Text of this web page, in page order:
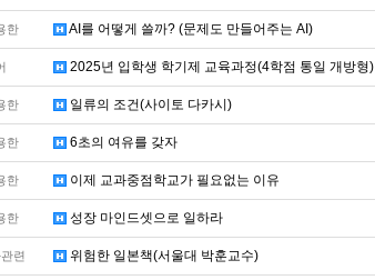
한 AI를 어떻게 쓸까? (문제도 만들어주는 AI)
2025년 입학생 학기제 교육과정(4학점 통일 개방형)
한 일류의 조건(사이토 다카시)
한 6초의 여유를 갖자
한 이제 교과중점학교가 필요없는 이유
한 성장 마인드셋으로 일하라
련 위험한 일본책(서울대 박훈교수)